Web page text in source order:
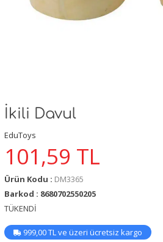
İkili Davul
EduToys
101,59 TL
Ürün Kodu : DM3365
Barkod : 8680702550205
TÜKENDİ
999,00 TL ve üzeri ücretsiz kargo